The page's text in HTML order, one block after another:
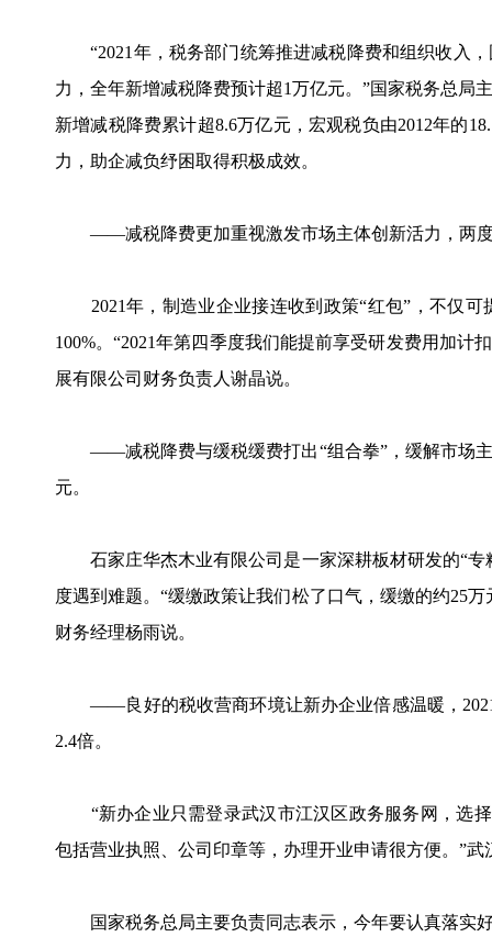
“2021年，税务部门统筹推进减税降费和组织收入，
力，全年新增减税降费预计超1万亿元。”国家税务总局
新增减税降费累计超8.6万亿元，宏观税负由2012年的
力，助企减负纾困取得积极成效。
——减税降费更加重视激发市场主体创新活力，两度“
2021年，制造业企业接连收到政策“红包”，不仅可
100%。“2021年第四季度我们能提前享受研发费用加
展有限公司财务负责人谢晶说。
——减税降费与缓税缓费打出“组合拳”，缓解市场主
元。
石家庄华杰木业有限公司是一家深耕板材研发的“专
度遇到难题。“缓缴政策让我们松了口气，缓缴的约25
财务经理杨雨说。
——良好的税收营商环境让新办企业倍感温暖，2021
2.4倍。
“新办企业只需登录武汉市江汉区政务服务网，选择
包括营业执照、公司印章等，办理开业申请很方便。”
国家税务总局主要负责同志表示，今年要认真落实